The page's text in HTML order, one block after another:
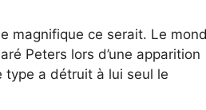
magnifique ce serait. Le
Peters lors d’une apparition
type a détruit à lui seul le